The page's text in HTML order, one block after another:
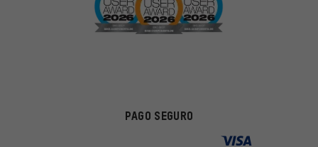
PAGO SEGURO